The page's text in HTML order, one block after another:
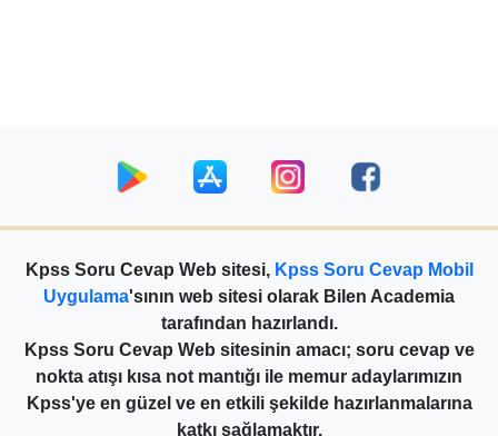
Kpss Soru Cevap Web sitesi, Kpss Soru Cevap Mobil
Uygulama'sının web sitesi olarak Bilen Academia
tarafından hazırlandı.
Kpss Soru Cevap Web sitesinin amacı; soru cevap ve
nokta atışı kısa not mantığı ile memur adaylarımızın
Kpss'ye en güzel ve en etkili şekilde hazırlanmalarına
katkı sağlamaktır.